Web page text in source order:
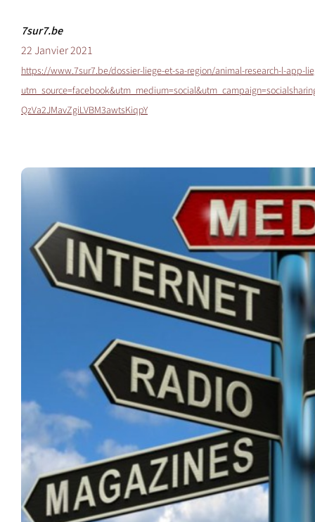
7sur7.be
22 Janvier 2021
https://www.7sur7.be/dossier-liege-et-sa-region/animal-research-l-app-
QzVa2JMavZgiLVBM3awtsKiqpY